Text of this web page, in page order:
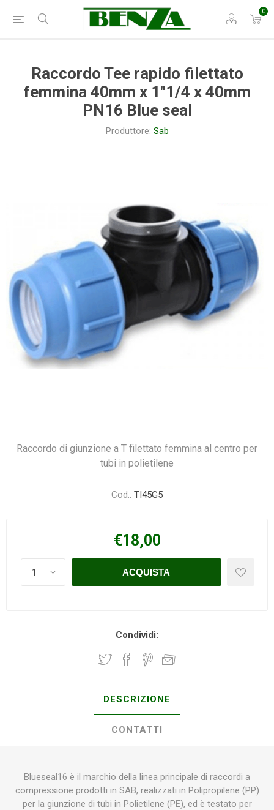
0
Raccordo Tee rapido filettato
femmina 40mm x 1"1/4 x 40mm
PN16 Blue seal
Produttore: Sab
Raccordo di giunzione a T filettato femmina al centro per
tubi in polietilene
Cod.: TI45G5
€18,00
Condividi:
DESCRIZIONE
CONTATTI
Blueseal16 è il marchio della linea principale di raccordi a
compressione prodotti in SAB, realizzati in Polipropilene (PP)
per la giunzione di tubi in Polietilene (PE), ed è testato per